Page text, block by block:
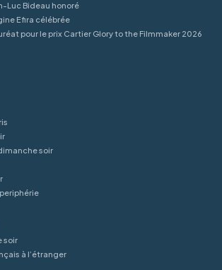
Luc Bideau honoré
Efira célébrée
pour le prix Cartier Glory to the Filmmaker 2026
soir
soir
à l’étranger